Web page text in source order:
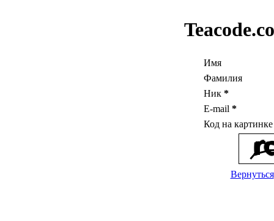
Имя
Фамилия
Ник *
E-mail *
Код на
Вернуться